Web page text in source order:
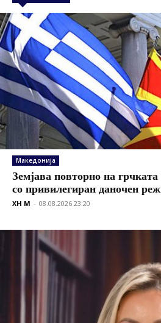
Македонија
Земјава повторно на
со привилегиран даночен
XH M - 08.08.2026 23:20